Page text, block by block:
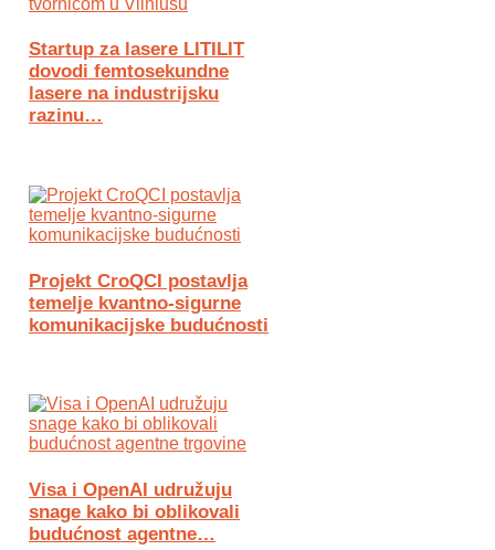
Startup za lasere LITILIT
dovodi femtosekundne
lasere na industrijsku
razinu…
Projekt CroQCI postavlja
temelje kvantno-sigurne
komunikacijske budućnosti
Visa i OpenAI udružuju
snage kako bi oblikovali
budućnost agentne…